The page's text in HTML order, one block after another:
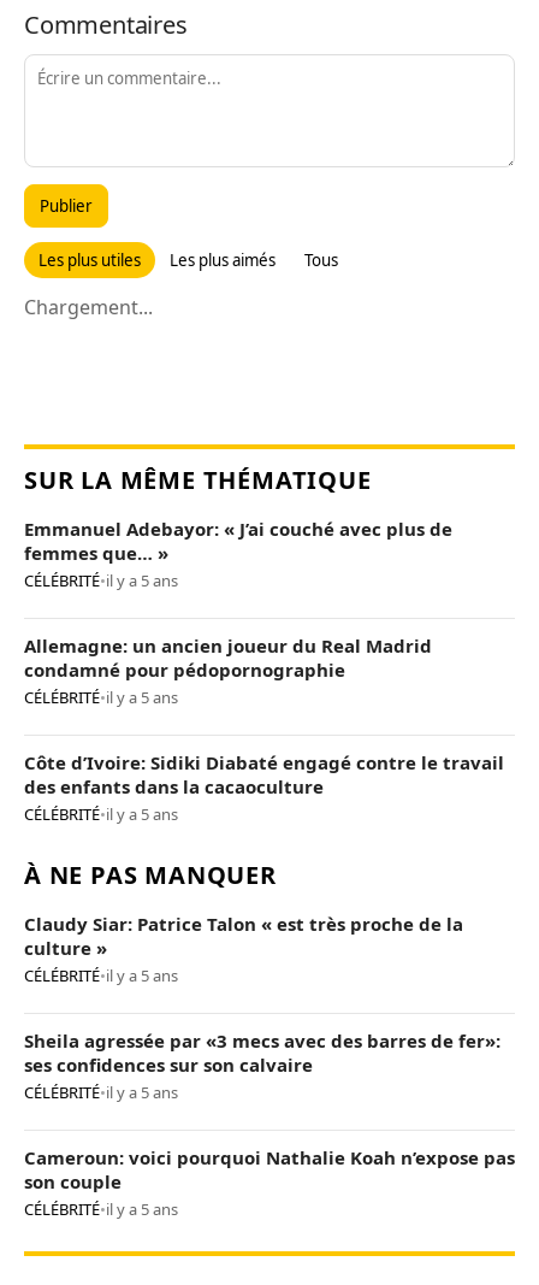
Commentaires
Publier
Les plus utiles Les plus aimés Tous
Chargement...
SUR LA MÊME THÉMATIQUE
Emmanuel Adebayor: « J’ai couché avec plus de
femmes que… »
CÉLÉBRITÉ•il y a 5 ans
Allemagne: un ancien joueur du Real Madrid
condamné pour pédopornographie
CÉLÉBRITÉ•il y a 5 ans
Côte d’Ivoire: Sidiki Diabaté engagé contre le travail
des enfants dans la cacaoculture
CÉLÉBRITÉ•il y a 5 ans
À NE PAS MANQUER
Claudy Siar: Patrice Talon « est très proche de la
culture »
CÉLÉBRITÉ•il y a 5 ans
Sheila agressée par «3 mecs avec des barres de fer»:
ses confidences sur son calvaire
CÉLÉBRITÉ•il y a 5 ans
Cameroun: voici pourquoi Nathalie Koah n’expose pas
son couple
CÉLÉBRITÉ•il y a 5 ans